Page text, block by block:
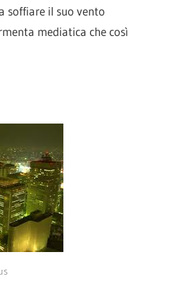
soffiare il suo vento
mediatica che così